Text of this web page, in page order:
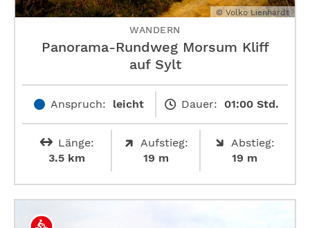
© Volko Lienhardt
WANDERN
Panorama-Rundweg Morsum Kliff
auf Sylt
Anspruch: leicht Dauer: 01:00 Std.
Länge:
3.5 km
Aufstieg:
19 m
Abstieg:
19 m